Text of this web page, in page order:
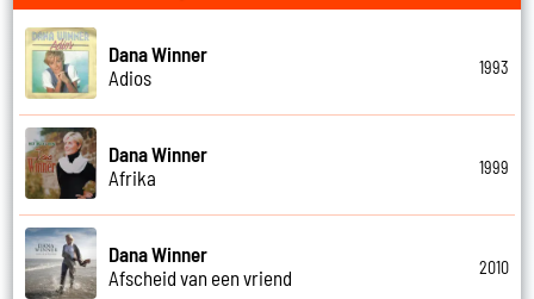
Dana Winner
Adios
1993
Dana Winner
Afrika
1999
Dana Winner
Afscheid van een vriend
2010